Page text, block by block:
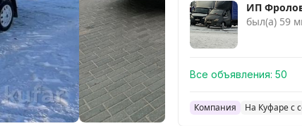
ИП
был(а) 59
Все объявления: 50
Компания На Куфаре с